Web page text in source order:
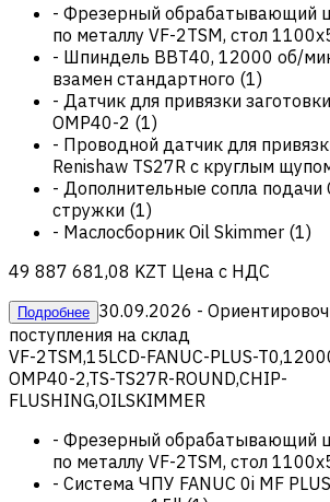
- Фрезерный обрабатывающий
по металлу VF-2TSM, стол
- Шпиндель BBT40, 12000 об/
взамен стандартного (1)
- Датчик для привязки
OMP40-2 (1)
- Проводной датчик для
Renishaw TS27R с круглым
- Дополнительные сопла
стружки (1)
- Маслосборник Oil Skimmer (1)
49 887 681,08 KZT Цена с НДС
Подробнее 30.09.2026 -
поступления на склад
VF-2TSM,15LCD-FANUC-PLUS-
OMP40-2,TS-TS27R-ROUND,CHIP-
FLUSHING,OILSKIMMER
- Фрезерный обрабатывающий
по металлу VF-2TSM, стол
- Система ЧПУ FANUC 0i MF